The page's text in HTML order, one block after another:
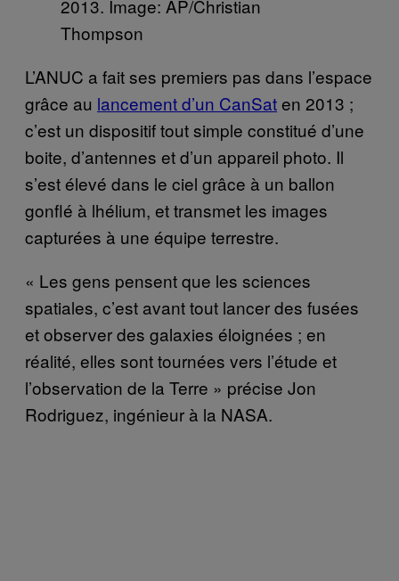
2013. Image: AP/Christian
Thompson
L’ANUC a fait ses premiers pas dans l’espace
grâce au lancement d’un CanSaten 2013 ;
c’est un dispositif tout simple constitué d’une
boite, d’antennes et d’un appareil photo. Il
s’est élevé dans le ciel grâce à un ballon
gonflé à lhélium, et transmet les images
capturées à une équipe terrestre.
« Les gens pensent que les sciences
spatiales, c’est avant tout lancer des fusées
et observer des galaxies éloignées ; en
réalité, elles sont tournées vers l’étude et
l’observation de la Terre » précise Jon
Rodriguez, ingénieur à la NASA.